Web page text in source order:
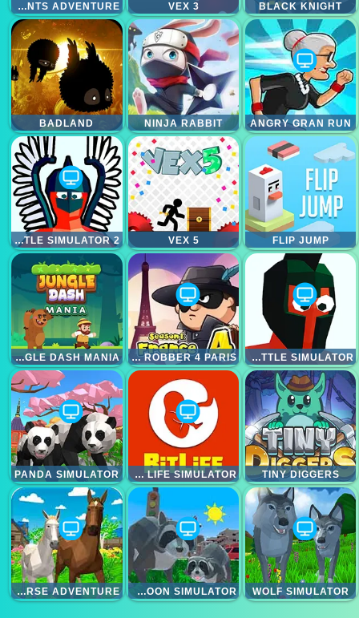
BLACK KNIGHT
VEX 3
FANCY PANTS ADVENTURE
ANGRY GRAN RUN
NINJA RABBIT
BADLAND
FLIP JUMP
VEX 5
FUNNY BATTLE SIMULATOR 2
FUNNY BATTLE SIMULATOR
BOB THE ROBBER 4 PARIS
JUNGLE DASH MANIA
TINY DIGGERS
BITLIFE LIFE SIMULATOR
PANDA SIMULATOR
WOLF SIMULATOR
RACOON SIMULATOR
HORSE ADVENTURE